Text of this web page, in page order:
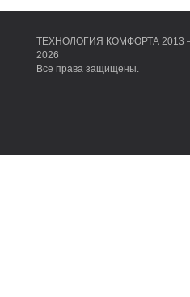
ТЕХНОЛОГИЯ КОМФОРТА 2013
2026
Все права защищены.